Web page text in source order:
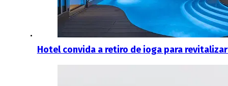
Hotel convida a retiro de ioga para